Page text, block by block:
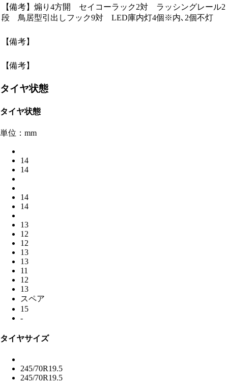
【備考】煽り4方開 セイコーラック2対 ラッシングレール2
段 鳥居型引出しフック9対 LED庫内灯4個※内､2個不灯
【備考】
【備考】
タイヤ状態
タイヤ状態
単位：mm
14
14
14
14
13
12
12
13
13
11
12
13
スペア
15
-
タイヤサイズ
245/70R19.5
245/70R19.5